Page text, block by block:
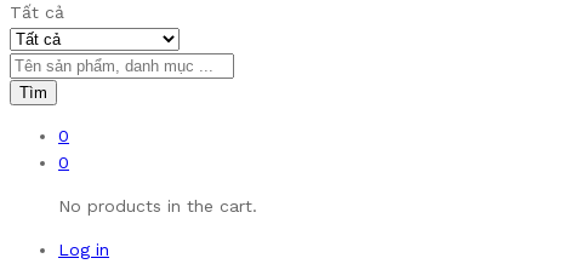
Tất cả
Tìm
0
0
No products in the cart.
Log in